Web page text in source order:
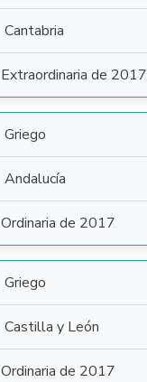
Cantabria
Extraordinaria de 2017
Griego
Andalucía
Ordinaria de 2017
Griego
Castilla y León
Ordinaria de 2017